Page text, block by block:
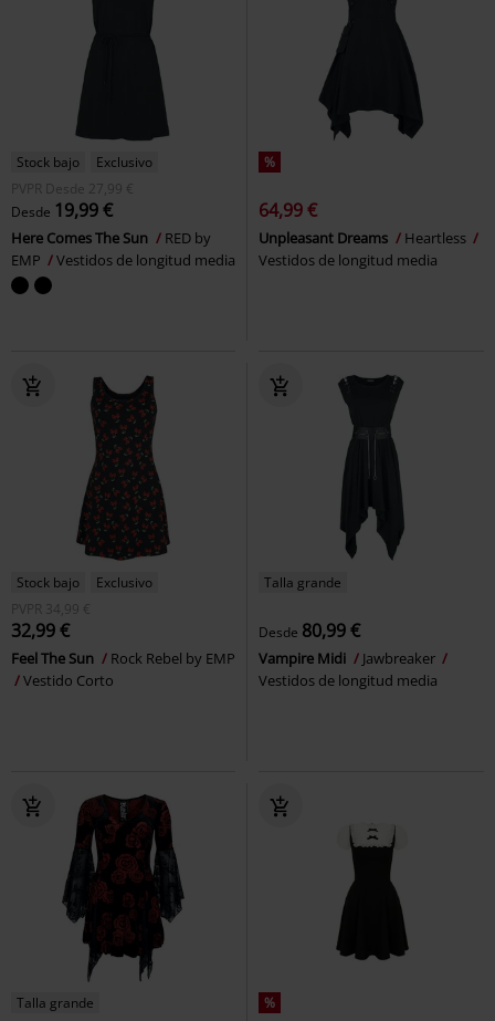
Stock bajo
Exclusivo
PVPR
Desde 27,99 €
Desde 19,99 €
Here Comes The Sun
RED by
EMP
Vestidos de longitud media
%
64,99 €
Unpleasant Dreams
Heartless
Vestidos de longitud media
Stock bajo
Exclusivo
PVPR 34,99 €
32,99 €
Feel The Sun
Rock Rebel by EMP
Vestido Corto
Talla grande
Desde 80,99 €
Vampire Midi
Jawbreaker
Vestidos de longitud media
Talla grande %